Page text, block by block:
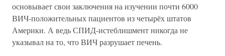
основывает свои заключения на изучении почти 6000
ВИЧ-положительных пациентов из четырёх штатов
Америки. А ведь СПИД-истеблишмент никогда не
указывал на то, что ВИЧ разрушает печень.